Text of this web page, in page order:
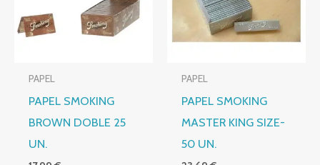
PAPEL
PAPEL SMOKING
BROWN DOBLE 25
UN.
PAPEL
PAPEL SMOKING
MASTER KING SIZE-
50 UN.